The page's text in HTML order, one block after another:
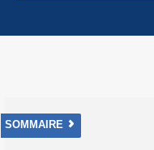
SOMMAIRE